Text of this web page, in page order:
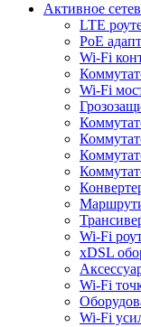
Активное
LTE
PoE
Wi-Fi
Wi-Fi
Wi-Fi
xDSL
Wi-Fi
Wi-Fi